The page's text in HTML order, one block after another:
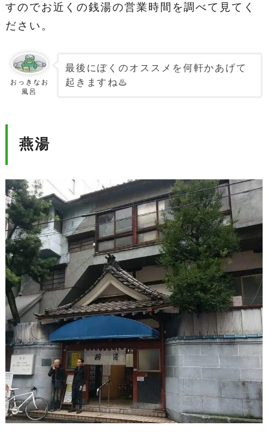
すのでお近くの銭湯の営業時間を調べて見てく
ださい。
おっきなお
風呂
最後にぼくのオススメを何軒かあげて
起きますね♨️
燕湯